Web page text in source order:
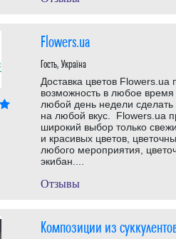
Flowers.ua
Гость, Україна
Доставка цветов Flowers.ua
возможность в любое время
любой день недели сделать
на любой вкус. Flowers.ua
широкий выбор только
и красивых цветов,
любого мероприятия,
экибан....
Отзывы
Композиции из